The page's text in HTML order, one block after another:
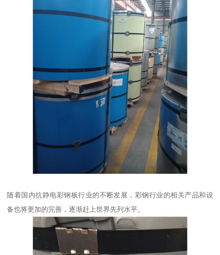
随着国内抗静电彩钢板行业的不断发展，彩钢行业的相关产品和设
备也将更加的完善，逐渐赶上世界先列水平。